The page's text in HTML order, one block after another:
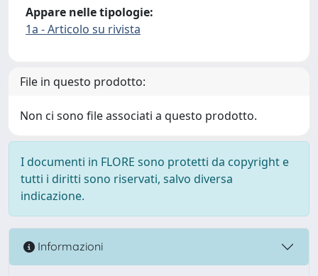
Appare nelle tipologie:
1a - Articolo su rivista
File in questo prodotto:
Non ci sono file associati a questo prodotto.
I documenti in FLORE sono protetti da copyright e
tutti i diritti sono riservati, salvo diversa
indicazione.
Informazioni